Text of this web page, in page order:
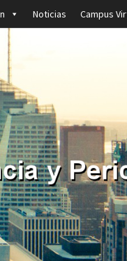
Noticias Campus